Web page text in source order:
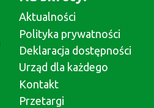
Aktualności
Polityka prywatności
Deklaracja dostępności
Urząd dla każdego
Kontakt
Przetargi